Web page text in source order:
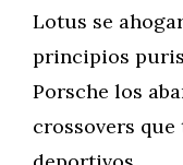
Lotus se
principios
Porsche los
crossovers